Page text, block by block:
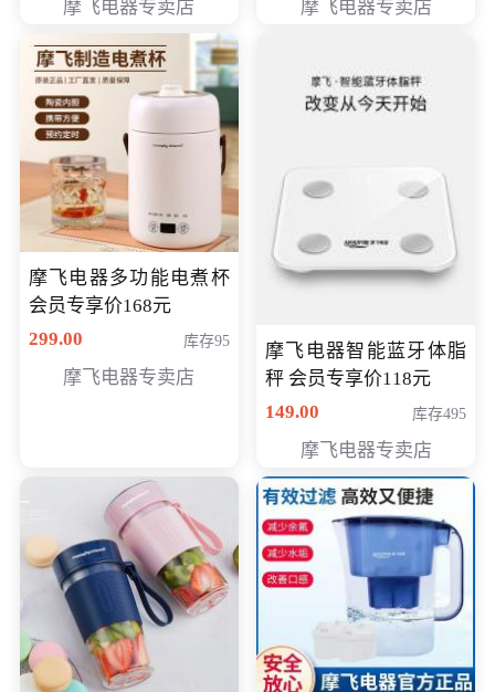
摩飞电器专卖店 摩飞电器专卖店
摩飞电器多功能电煮杯
会员专享价168元
299.00
库存95
摩飞电器专卖店
摩飞电器智能蓝牙体脂
秤 会员专享价118元
149.00
库存495
摩飞电器专卖店